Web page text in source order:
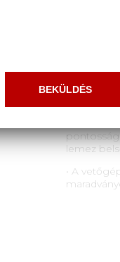
• A nagy
•
•
• A
lemez
• A